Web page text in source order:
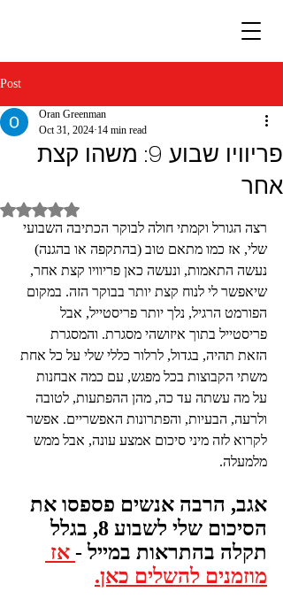
Post
פריוויו שבוע 9: משהו קצת
אחר
Oran Greenman
Oct 31, 2024 14 min read
Rated NaN out of 5 stars.
רצה הגורל וקמתי חולה לבוקר הכתיבה השבועי
שלי, אז כמו מתאם טוב (בהתקפה או בהגנה)
נעשה התאמות, ונעשה כאן פריוויו קצת אחר,
שיאפשר לי לנוח קצת יותר בבוקר הזה. במקום
הפורמט הרגיל, נלך יותר פריסטייל, אבל
פריסטייל בתוך איזושהי מסגרת. והמסגרת
הזאת תהיה, בגדול, לרלור כללי שלי על כל אחת
משתי הקבוצות בכל מפגש, עם כמה אבחנות
על מה עשתה עד כה, מהן ההפתעות, לטובה
ולרעה, הבעיות, והפתרונות האפשריים. אפשר
לקרוא לזה מיני סיכום אמצע עונה, אבל ממש
מלמעלה.
אגב, הרבה אנשים פספסו את
הסיכום שלי לשבוע 8, בגלל
תקלה בהתראות במייל - אז
מוזמנים להשלים כאן.